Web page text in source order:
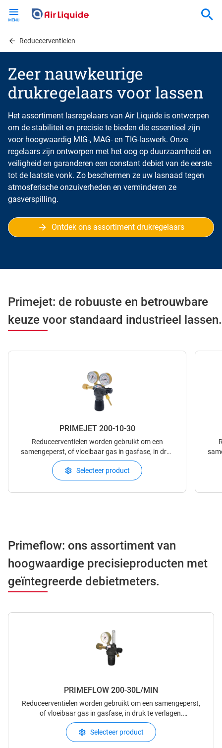
contentReduceerventielen
Zeer nauwkeurige
drukregelaars voor lassen
Het assortiment lasregelaars van Air Liquide is ontworpen
om de stabiliteit en precisie te bieden die essentieel zijn
voor hoogwaardig MIG-, MAG- en TIG-laswerk. Onze
regelaars zijn ontworpen met het oog op duurzaamheid en
veiligheid en garanderen een constant debiet van de eerste
tot de laatste vonk. Zo beschermen ze uw lasnaad tegen
atmosferische onzuiverheden en verminderen ze
gasverspilling.
Ontdek ons assortiment drukregelaars
Primejet: de robuuste en betrouwbare
keuze voor standaard industrieel lassen.
PRIMEJET 200-10-30
Reduceerventielen worden gebruikt om een
samengeperst, of vloeibaar gas in gasfase, in druk
te verlagen. Reduceerventielen zijn in staat om de
druk nauwkeurig te regelen en stabiel te houden
aan de uitlaatzijde van de regelaar. Deze kunnen
gemonteerd wo
Selecteer product
Primeflow: ons assortiment van
hoogwaardige precisieproducten met
geïntegreerde debietmeters.
PRIMEFLOW 200-30L/MIN
Reduceerventielen worden gebruikt om een samengeperst,
of vloeibaar gas in gasfase, in druk te verlagen.
Reduceerventielen zijn in staat om de druk nauwkeurig te
regelen en stabiel te houden aan de uitlaatzijde van de
regelaar. Deze kunnen gemonteerd wo
Selecteer product